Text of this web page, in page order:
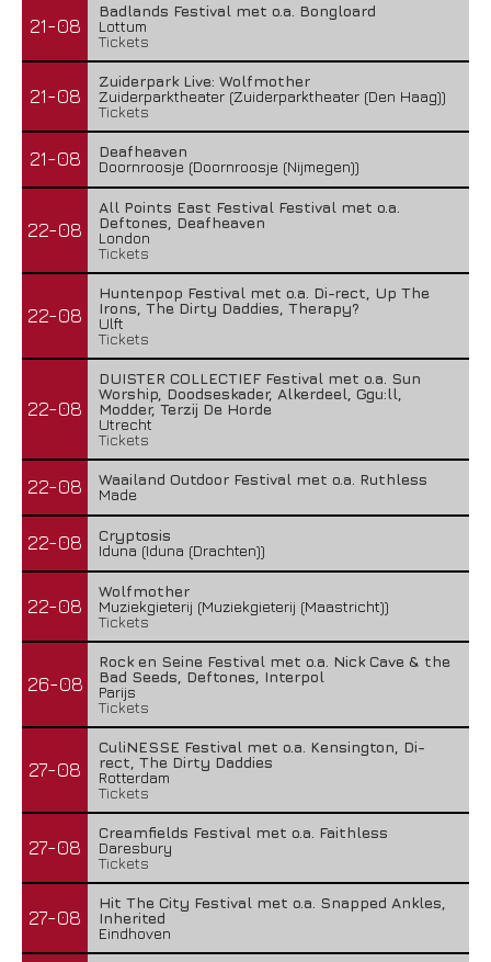
21-08
Badlands Festival met o.a. Bongloard
Lottum
Tickets
21-08
Zuiderpark Live: Wolfmother
Zuiderparktheater (Zuiderparktheater (Den Haag))
Tickets
21-08
Deafheaven
Doornroosje (Doornroosje (Nijmegen))
22-08
All Points East Festival Festival met o.a.
Deftones, Deafheaven
London
Tickets
22-08
Huntenpop Festival met o.a. Di-rect, Up The
Irons, The Dirty Daddies, Therapy?
Ulft
Tickets
22-08
DUISTER COLLECTIEF Festival met o.a. Sun
Worship, Doodseskader, Alkerdeel, Ggu:ll,
Modder, Terzij De Horde
Utrecht
Tickets
22-08
Waailand Outdoor Festival met o.a. Ruthless
Made
22-08
Cryptosis
Iduna (Iduna (Drachten))
22-08
Wolfmother
Muziekgieterij (Muziekgieterij (Maastricht))
Tickets
26-08
Rock en Seine Festival met o.a. Nick Cave & the
Bad Seeds, Deftones, Interpol
Parijs
Tickets
27-08
CuliNESSE Festival met o.a. Kensington, Di-
rect, The Dirty Daddies
Rotterdam
Tickets
27-08
Creamfields Festival met o.a. Faithless
Daresbury
Tickets
27-08
Hit The City Festival met o.a. Snapped Ankles,
Inherited
Eindhoven